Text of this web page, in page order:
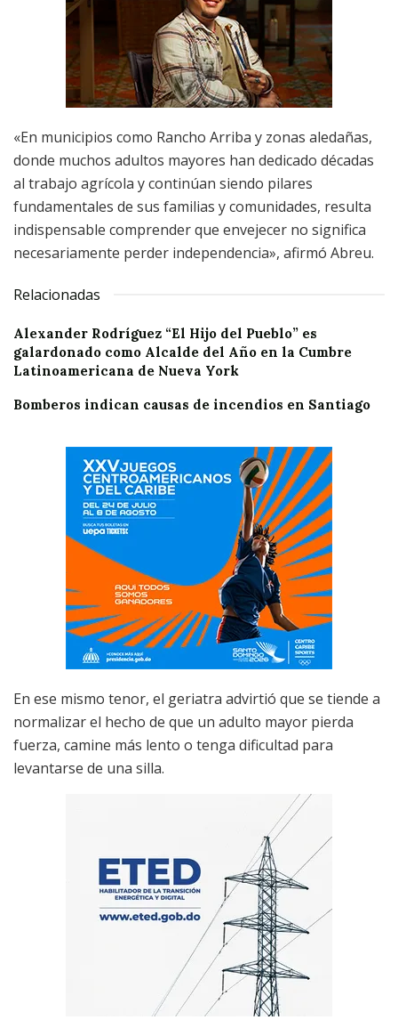
«En municipios como Rancho Arriba y zonas aledañas,
donde muchos adultos mayores han dedicado décadas
al trabajo agrícola y continúan siendo pilares
fundamentales de sus familias y comunidades, resulta
indispensable comprender que envejecer no significa
necesariamente perder independencia», afirmó Abreu.
Relacionadas
Alexander Rodríguez “El Hijo del Pueblo” es
galardonado como Alcalde del Año en la Cumbre
Latinoamericana de Nueva York
Bomberos indican causas de incendios en Santiago
En ese mismo tenor, el geriatra advirtió que se tiende a
normalizar el hecho de que un adulto mayor pierda
fuerza, camine más lento o tenga dificultad para
levantarse de una silla.